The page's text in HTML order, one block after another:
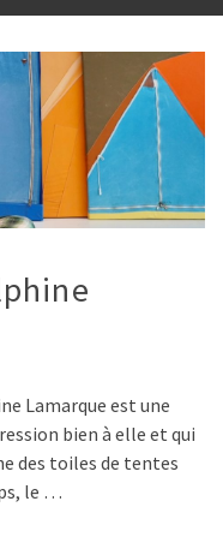
Lamarque est une
bien à elle et qui
des toiles de tentes
le …